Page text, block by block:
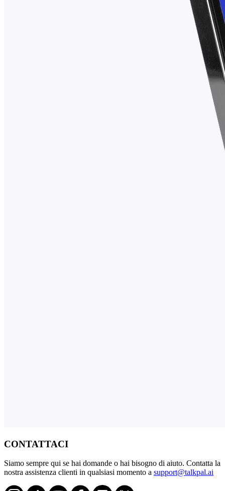
CONTATTACI
Siamo sempre qui se hai domande o hai bisogno di aiuto. Contatta la
nostra assistenza clienti in qualsiasi momento a support@talkpal.ai